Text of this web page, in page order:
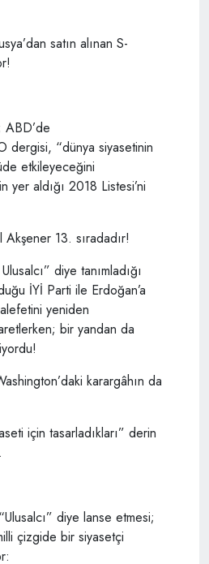
satın alınan S-
ABD’de
dergisi, “dünya siyasetinin
etkileyeceğini
yer aldığı 2018 Listesi’ni
13. sıradadır!
diye tanımladığı
İYİ Parti ile Erdoğan’a
yeniden
bir yandan da
karargâhın da
için tasarladıkları” derin
diye lanse etmesi;
çizgide bir siyasetçi